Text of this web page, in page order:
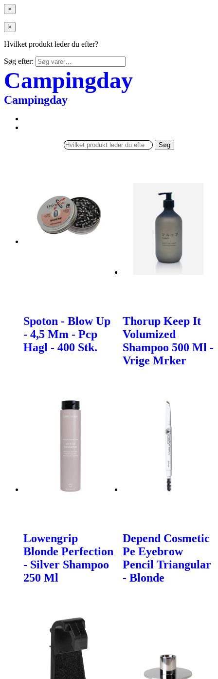
×
×
Hvilket produkt leder du efter?
Søg efter:
Campingday
Campingday
Søg
Spoton - Blow Up
- 4,5 Mm - Pcp
Hagl - 400 Stk.
Thorup Keep It
Volumized
Shampoo 500 Ml -
Vrige Mrker
Lowengrip
Blonde Perfection
- Silver Shampoo
250 Ml
Depend Cosmetic
Pe Eyebrow
Pencil Triangular
- Blonde